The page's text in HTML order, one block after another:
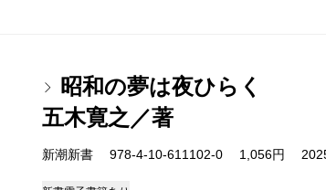
昭和の夢は夜ひらく
五木寛之／著
新潮新書 978-4-10-611102-0 1,056円